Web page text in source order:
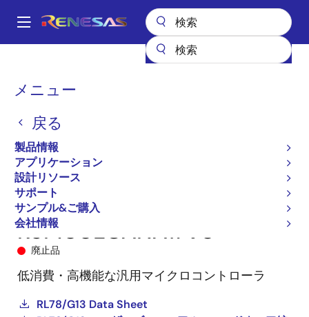
ン
Main
メニュー
戻る
製品情報
アプリケーション
設計リソース
サポート
サンプル&ご購入
会社情報
パ
く
ず
マイクロコントローラとマイクロプロセッサ
R5F100ECANA#V0
廃止品
低消費・高機能な汎用マイクロコントローラ
RL78/G13 Data Sheet